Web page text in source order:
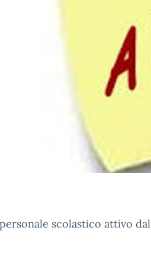
scolastico attivo dal